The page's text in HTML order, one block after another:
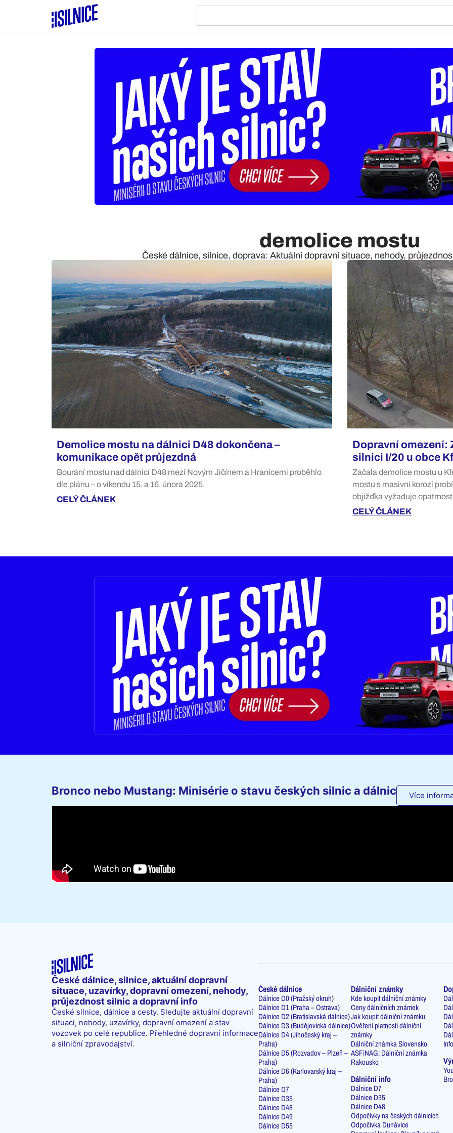
demolice mostu
České dálnice, silnice, doprava: Aktuální dopravní situace, nehody,
Demolice mostu na dálnici D48 dokončena –
komunikace opět průjezdná
Bourání mostu nad dálnicí D48 mezi Novým Jičínem a Hranicemi proběhlo
dle plánu – o víkendu 15. a 16. února 2025.
CELÝ ČLÁNEK
Dopravní omezení:
silnici I/20 u obce
Začala demolice mostu u
mostu s masivní korozí
objížďka vyžaduje
CELÝ ČLÁNEK
Bronco nebo Mustang: Minisérie o stavu českých silnic a dálnic Více
České dálnice, silnice, aktuální dopravní
situace, uzavírky, dopravní omezení, nehody,
průjezdnost silnic a dopravní info
České silnice, dálnice a cesty. Sledujte aktuální dopravní
situaci, nehody, uzavírky, dopravní omezení a stav
vozovek po celé republice. Přehledné dopravní informace
a silniční zpravodajství.
České dálnice
Dálnice D0 (Pražský okruh)
Dálnice D1 (Praha – Ostrava)
Dálnice D2 (Bratislavská dálnice)
Dálnice D3 (Budějovická dálnice)
Dálnice D4 (Jihočeský kraj –
Praha)
Dálnice D5 (Rozvadov – Plzeň –
Praha)
Dálnice D6 (Karlovarský kraj –
Praha)
Dálnice D7
Dálnice D35
Dálnice D48
Dálnice D49
Dálnice D55
Dálniční známky
Kde koupit dálniční známky
Ceny dálničních známek
Jak koupit dálniční známku
Ověření platnosti dálniční
známky
Dálniční známka Slovensko
ASFiNAG: Dálniční známka
Rakousko
Dálniční info
Dálnice D7
Dálnice D35
Dálnice D48
Odpočívky na českých dálnicích
Odpočívka Dunávice